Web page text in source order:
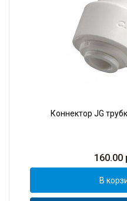
Коннектор JG
160.00
В